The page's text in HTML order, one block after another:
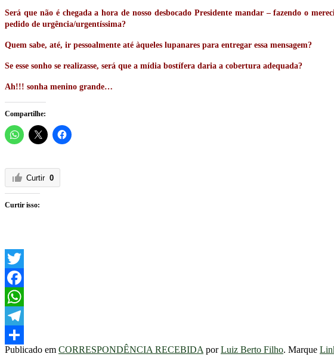
Será que não é chegada a hora de nosso desbocado Presidente mandar – fazendo o
pedido de urgência/urgentíssima?
Quem sabe, até, ir pessoalmente até àqueles lupanares para entregar essa mensagem?
Se esse sonho se realizasse, será que a mídia bostífera daria a cobertura adequada?
Ah!!! sonha menino grande…
Compartilhe:
Curtir 0
Curtir isso:
Twitter
Facebook
WhatsApp
Telegram
Share
Publicado em CORRESPONDÊNCIA RECEBIDA porLuiz Berto Filho. Marque